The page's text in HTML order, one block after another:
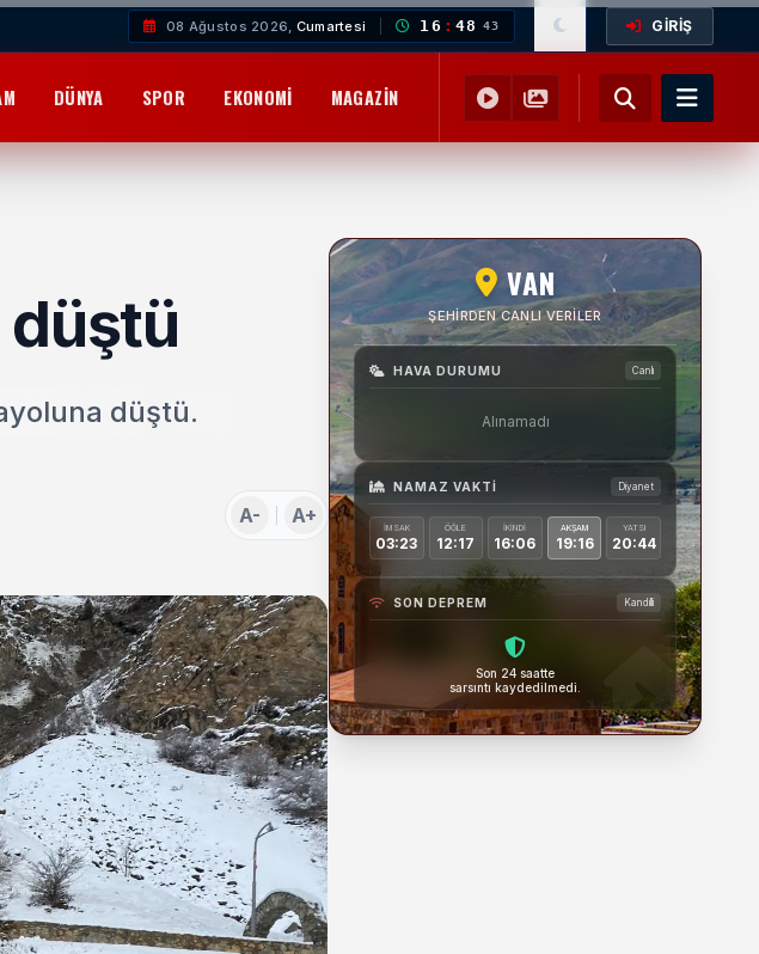
08 Ağustos 2026, Cumartesi 16 : 48 45 GİRİŞ
DÜNYA SPOR EKONOMI MAGAZIN YEMEK TARIFLERI SAĞLIK
düştü
düştü.
A- A+
VAN
ŞEHIRDEN CANLI VERILER
HAVA DURUMU Canlı
Alınamadı
NAMAZ VAKTI Diyanet
İMSAK
03:23
ÖĞLE
12:17
İKINDI
16:06
AKŞAM
19:16
YATSI
20:44
SON DEPREM Kandilli
Son 24 saatte
sarsıntı kaydedilmedi.